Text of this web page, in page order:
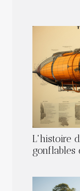
L'histoire